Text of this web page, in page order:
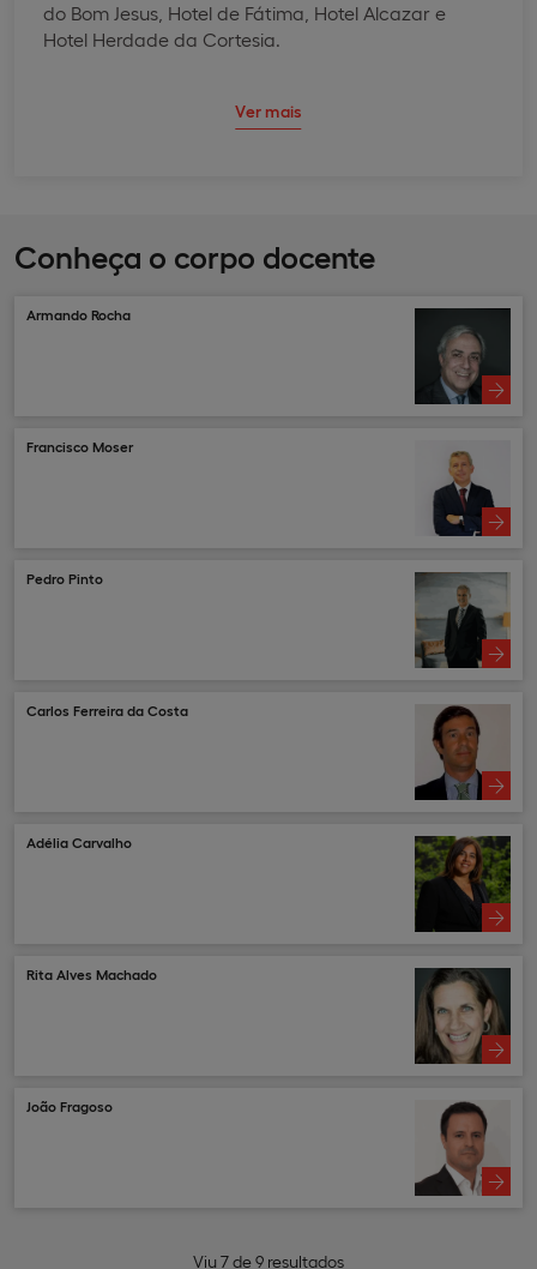
do Bom Jesus, Hotel de Fátima, Hotel Alcazar e
Hotel Herdade da Cortesia.
Ver mais
Conheça o corpo docente
Armando Rocha
Francisco Moser
Pedro Pinto
Carlos Ferreira da Costa
Adélia Carvalho
Rita Alves Machado
João Fragoso
Viu 7de9 resultados